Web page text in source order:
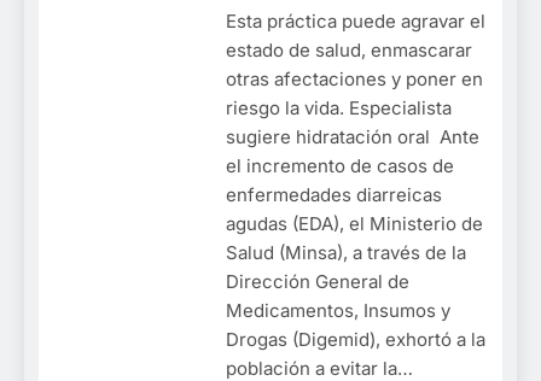
Esta práctica puede agravar el
estado de salud, enmascarar
otras afectaciones y poner en
riesgo la vida. Especialista
sugiere hidratación oral Ante
el incremento de casos de
enfermedades diarreicas
agudas (EDA), el Ministerio de
Salud (Minsa), a través de la
Dirección General de
Medicamentos, Insumos y
Drogas (Digemid), exhortó a la
población a evitar la…